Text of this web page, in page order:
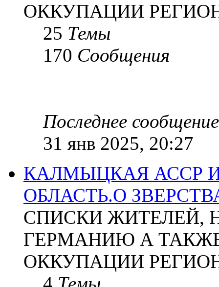
ОККУПАЦИИ
25 Темы
170 Сообщения
Последнее сообщение
31 янв 2025, 20:27
КАЛМЫЦКАЯ АССР
ОБЛАСТЬ.О
СПИСКИ ЖИТЕЛЕЙ,
ГЕРМАНИЮ А
ОККУПАЦИИ